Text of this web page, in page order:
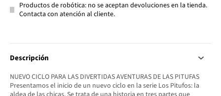
Productos de robótica: no se aceptan devoluciones en la tienda.
Contacta con atención al cliente.
Descripción
NUEVO CICLO PARA LAS DIVERTIDAS AVENTURAS DE LAS PITUFAS
Presentamos el inicio de un nuevo ciclo en la serie Los Pitufos: la